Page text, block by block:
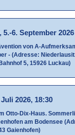
6. September 2026
von A-
- (Adresse:
5, 15926 Luckau)
2026, 18:30
Otto-Dix-Haus.
am Bodensee
Gaienhofen)